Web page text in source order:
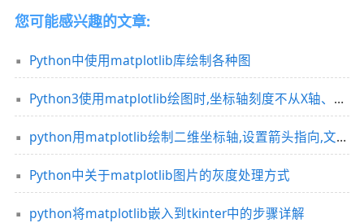
您可能感兴趣的文章:
Python中使用matplotlib库绘制各种图
Python3使用matplotlib绘图时,坐标轴刻度不从X轴、y轴两端开始
python用matplotlib绘制二维坐标轴,设置箭头指向,文本内容方式
Python中关于matplotlib图片的灰度处理方式
python将matplotlib嵌入到tkinter中的步骤详解